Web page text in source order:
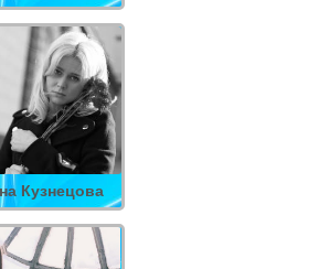
Кузнецова